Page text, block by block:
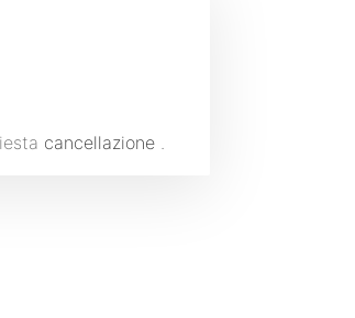
cancellazione .